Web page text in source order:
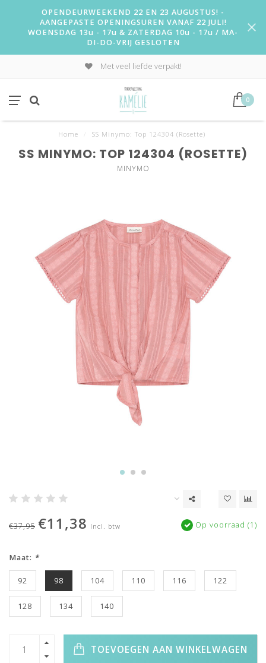
OPENDEURWEEKEND 22 EN 23 AUGUSTUS! -
AANGEPASTE OPENINGSUREN VANAF 22 JULI!
WOENSDAG 13u - 17u & ZATERDAG 10u - 17u / MA-
DI-DO-VRIJ GESLOTEN
Met veel liefde verpakt!
0
Home SS Minymo: Top 124304 (Rosette)
SS MINYMO: TOP 124304 (ROSETTE)
MINYMO
€37,95 €11,38 Incl. btw Op voorraad (1)
Maat: *
92 98 104 110 116 122
128 134 140
TOEVOEGEN AAN WINKELWAGEN